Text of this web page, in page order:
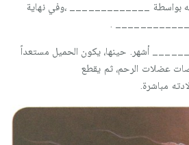
بواسطة _____________ ،وفي نهاية
_____________ .
أشهر. حينها، يكون الحميل مستعداً
عضلات الرحم، ثم يقطع
مباشرة.